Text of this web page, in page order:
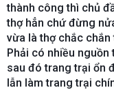
thành công thì chủ
thợ hẳn chứ đừng
vừa là thợ chắc chắn
Phải có nhiều nguồn
sau đó trang trại ổn
lẫn làm trang trại